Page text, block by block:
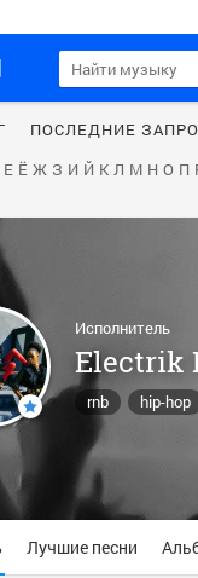
ПОСЛЕДНИЕ
Е Ё Ж З И Й К Л М Н О П
Исполнитель
Electrik
rnb hip-hop
Лучшие песни